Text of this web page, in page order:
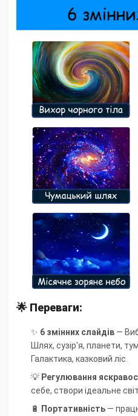
🌟 Переваги:
✨ 6 змінних слайдів —
Шлях, сузір'я, планети,
Галактика, казковий ліс.
💡 Регулювання
себе, створи ідеальне
🔋
Портативність —